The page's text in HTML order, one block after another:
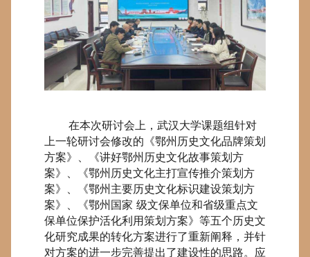
在本次研讨会上，武汉大学课题组针对
上一轮研讨会修改的《鄂州历史文化品牌策划
方案》、《讲好鄂州历史文化故事策划方
案》、《鄂州历史文化主打宣传推介策划方
案》、《鄂州主要历史文化标识建设策划方
案》、《鄂州国家 级文保单位和省级重点文
保单位保护活化利用策划方案》等五个历史文
化研究成果的转化方案进行了重新阐释，并针
对方案的进一步完善提出了建设性的思路。应